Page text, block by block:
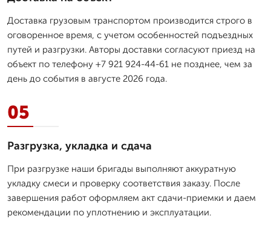
Доставка грузовым транспортом производится строго в
оговоренное время, с учетом особенностей подъездных
путей и разгрузки. Авторы доставки согласуют приезд на
объект по телефону +7 921 924-44-61 не позднее, чем за
день до события в августе 2026 года.
05
Разгрузка, укладка и сдача
При разгрузке наши бригады выполняют аккуратную
укладку смеси и проверку соответствия заказу. После
завершения работ оформляем акт сдачи-приемки и даем
рекомендации по уплотнению и эксплуатации.